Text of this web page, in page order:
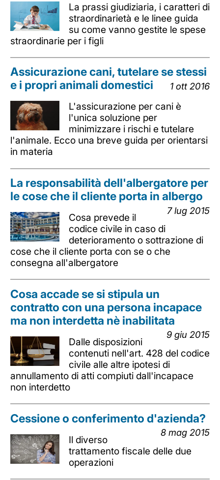
La prassi giudiziaria, i caratteri di
straordinarietà e le linee guida
su come vanno gestite le spese
straordinarie per i figli
Assicurazione cani, tutelare se stessi
e i propri animali domestici
1 ott 2016
L'assicurazione per cani è
l'unica soluzione per
minimizzare i rischi e tutelare
l'animale. Ecco una breve guida per orientarsi
in materia
La responsabilità dell'albergatore per
le cose che il cliente porta in albergo
7 lug 2015
Cosa prevede il
codice civile in caso di
deterioramento o sottrazione di
cose che il cliente porta con se o che
consegna all'albergatore
Cosa accade se si stipula un
contratto con una persona incapace
ma non interdetta nè inabilitata
9 giu 2015
Dalle disposizioni
contenuti nell'art. 428 del codice
civile alle altre ipotesi di
annullamento di atti compiuti dall'incapace
non interdetto
Cessione o conferimento d'azienda?
8 mag 2015
Il diverso
trattamento fiscale delle due
operazioni